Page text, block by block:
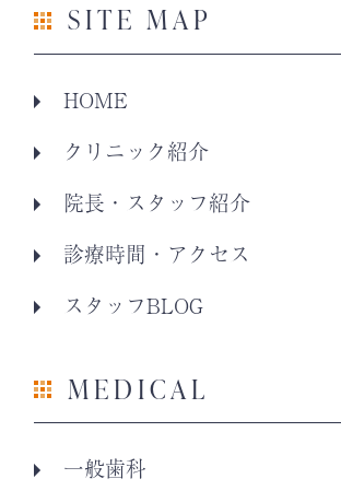
SITE MAP
HOME
クリニック紹介
院長・スタッフ紹介
診療時間・アクセス
スタッフBLOG
MEDICAL
一般歯科